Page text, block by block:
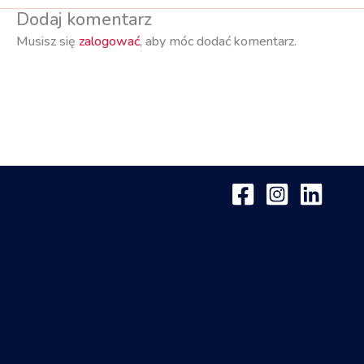
Dodaj komentarz
Musisz się zalogować, aby móc dodać komentarz.